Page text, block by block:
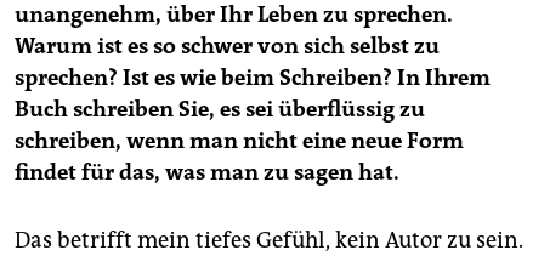
unangenehm, über Ihr Leben zu sprechen.
Warum ist es so schwer von sich selbst zu
sprechen? Ist es wie beim Schreiben? In Ihrem
Buch schreiben Sie, es sei überflüssig zu
schreiben, wenn man nicht eine neue Form
findet für das, was man zu sagen hat.
Das betrifft mein tiefes Gefühl, kein Autor zu sein.